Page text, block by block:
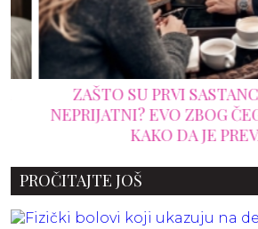
ZAŠTO SU PRVI SASTANCI
NEPRIJATNI? EVO ZBOG ČEGA
KAKO DA JE
PROČITAJTE JOŠ